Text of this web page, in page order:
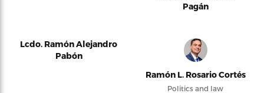
Pagán
Lcdo. Ramón Alejandro
Pabón
Ramón L. Rosario Cortés
Politics and law